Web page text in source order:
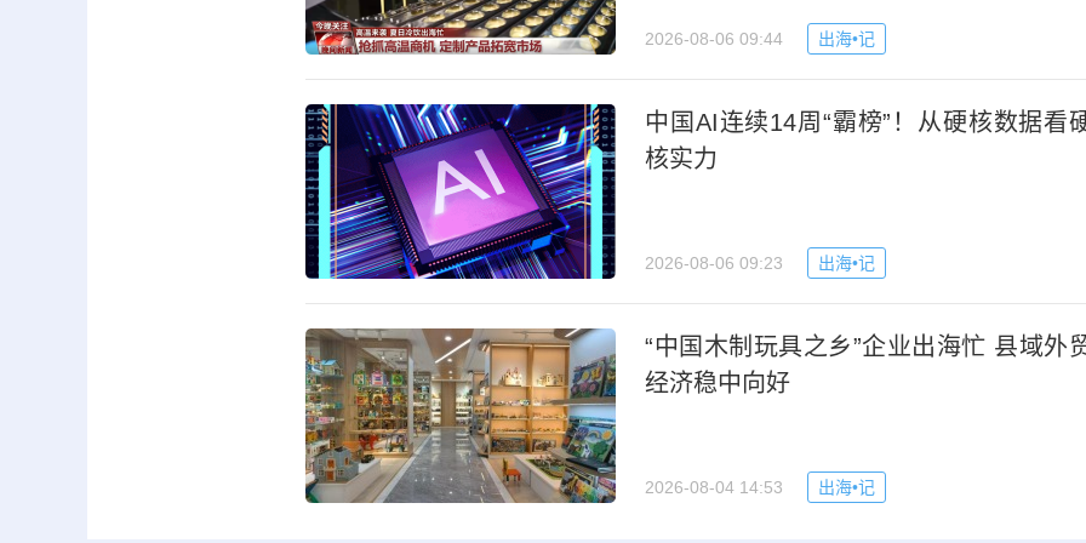
2026-08-06 09:44 出海•记
中国AI连续14周“霸榜”！从硬核数据看
核实力
2026-08-06 09:23 出海•记
“中国木制玩具之乡”企业出海忙 县域外
经济稳中向好
2026-08-04 14:53 出海•记